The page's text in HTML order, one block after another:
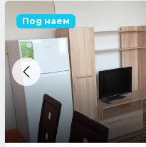
Previous
Под наем